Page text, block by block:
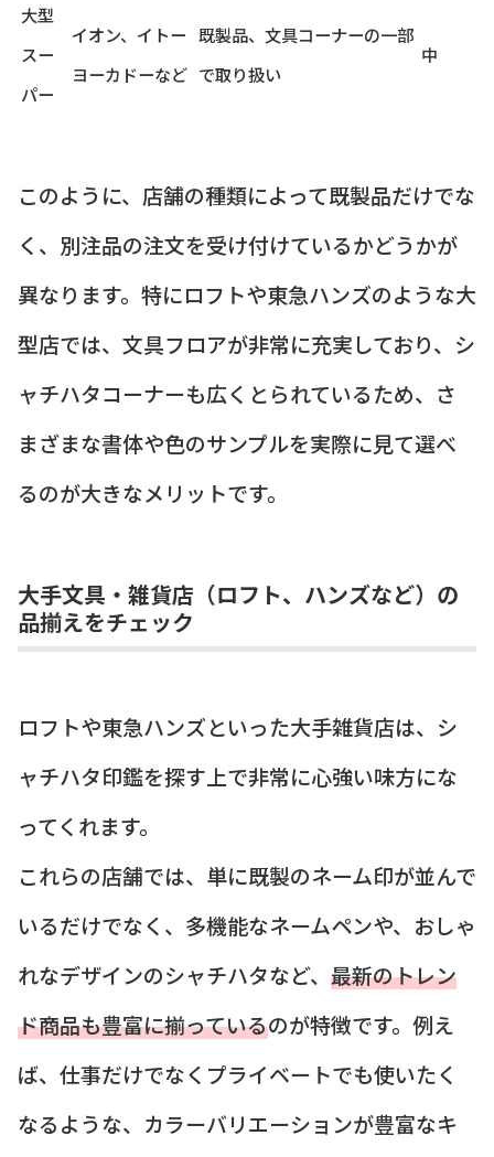
大型
スー
パー
イオン、イトー
ヨーカドーなど
既製品、文具コーナーの一部
で取り扱い
中
このように、店舗の種類によって既製品だけでな
く、別注品の注文を受け付けているかどうかが
異なります。特にロフトや東急ハンズのような大
型店では、文具フロアが非常に充実しており、シ
ャチハタコーナーも広くとられているため、さ
まざまな書体や色のサンプルを実際に見て選べ
るのが大きなメリットです。
大手文具・雑貨店（ロフト、ハンズなど）の
品揃えをチェック
ロフトや東急ハンズといった大手雑貨店は、シ
ャチハタ印鑑を探す上で非常に心強い味方にな
ってくれます。
これらの店舗では、単に既製のネーム印が並んで
いるだけでなく、多機能なネームペンや、おしゃ
れなデザインのシャチハタなど、 最新のトレン
ド商品も豊富に揃っているのが特徴です。例え
ば、仕事だけでなくプライベートでも使いたく
なるような、カラーバリエーションが豊富なキ